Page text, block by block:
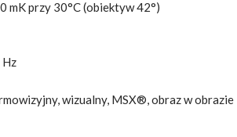
mK przy 30°C (obiektyw 42°)
Hz
wizualny, MSX®, obraz w obrazie